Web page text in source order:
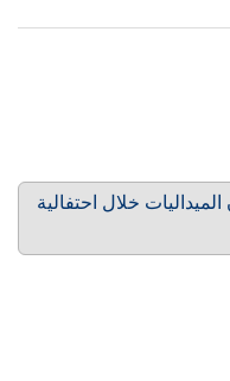
خلال احتفالية